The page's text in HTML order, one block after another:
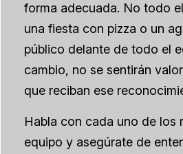
forma adecuada. No todo
una fiesta con pizza o un
público delante de todo el
cambio, no se sentirán
que reciban ese
Habla con cada uno de los
equipo y asegúrate de